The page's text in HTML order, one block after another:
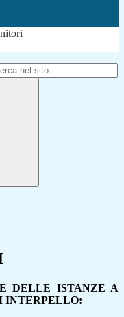
DELLE ISTANZE A
INTERPELLO: